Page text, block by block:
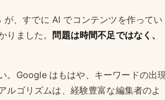
、すでに AI でコンテンツを作ってい
ました。
問題は時間不足ではなく、
。Google はもはや、キーワードの出
ルゴリズムは、経験豊富な編集者のよ